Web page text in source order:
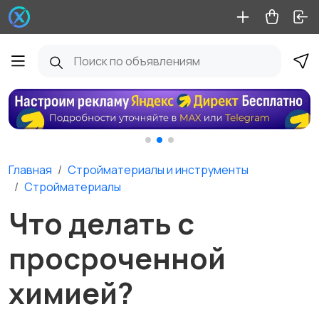
Главная
Стройматериалы и инструменты
Стройматериалы
Что делать с
просроченной
химией?